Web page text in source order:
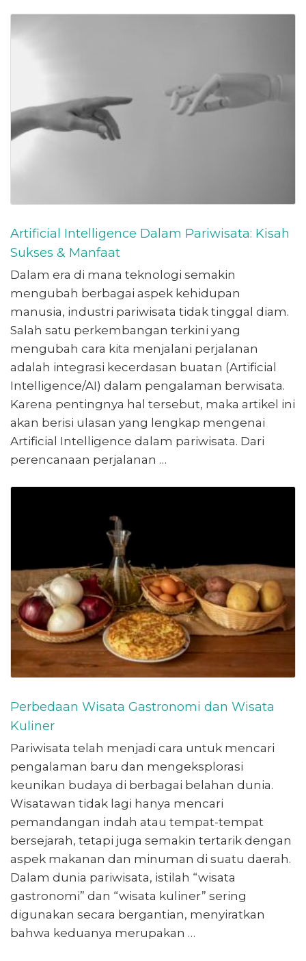
Artificial Intelligence Dalam Pariwisata: Kisah
Sukses & Manfaat
Dalam era di mana teknologi semakin
mengubah berbagai aspek kehidupan
manusia, industri pariwisata tidak tinggal diam.
Salah satu perkembangan terkini yang
mengubah cara kita menjalani perjalanan
adalah integrasi kecerdasan buatan (Artificial
Intelligence/AI) dalam pengalaman berwisata.
Karena pentingnya hal tersebut, maka artikel ini
akan berisi ulasan yang lengkap mengenai
Artificial Intelligence dalam pariwisata. Dari
perencanaan perjalanan …
Perbedaan Wisata Gastronomi dan Wisata
Kuliner
Pariwisata telah menjadi cara untuk mencari
pengalaman baru dan mengeksplorasi
keunikan budaya di berbagai belahan dunia.
Wisatawan tidak lagi hanya mencari
pemandangan indah atau tempat-tempat
bersejarah, tetapi juga semakin tertarik dengan
aspek makanan dan minuman di suatu daerah.
Dalam dunia pariwisata, istilah “wisata
gastronomi” dan “wisata kuliner” sering
digunakan secara bergantian, menyiratkan
bahwa keduanya merupakan …